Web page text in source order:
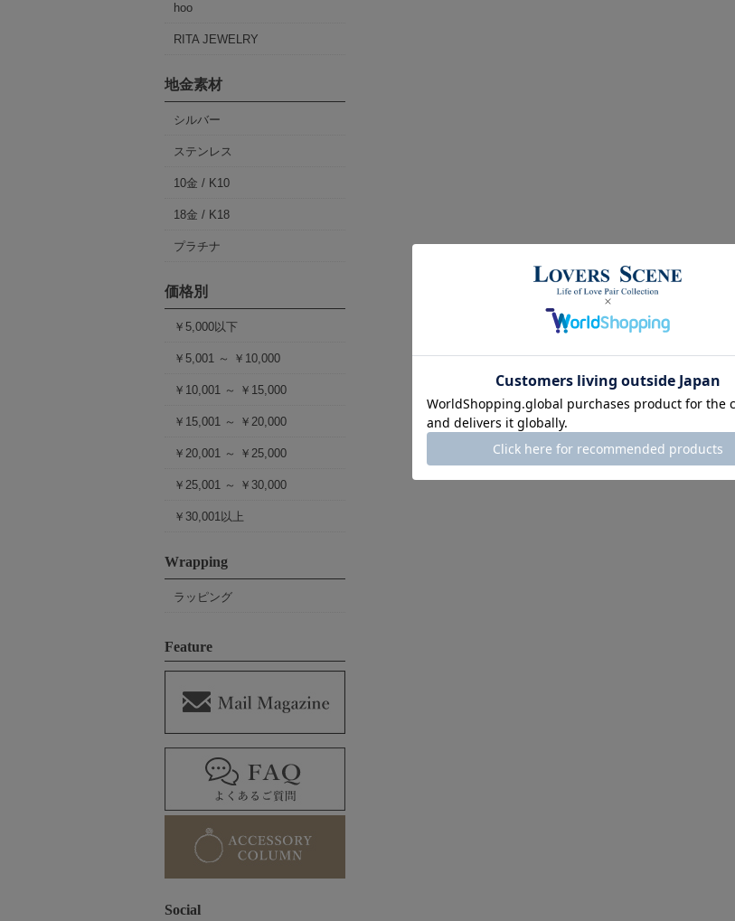
hoo
RITA JEWELRY
地金素材
シルバー
ステンレス
10金 / K10
18金 / K18
プラチナ
価格別
￥5,000以下
￥5,001 ～ ￥10,000
￥10,001 ～ ￥15,000
￥15,001 ～ ￥20,000
￥20,001 ～ ￥25,000
￥25,001 ～ ￥30,000
￥30,001以上
Wrapping
ラッピング
Feature
Social